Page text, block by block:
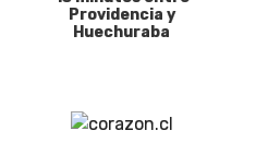
Providencia y
Huechuraba